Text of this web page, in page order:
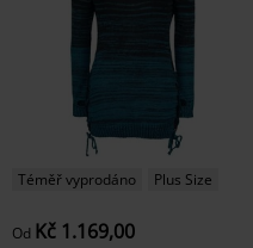
Téměř vyprodáno Plus Size
Od Kč 1.169,00